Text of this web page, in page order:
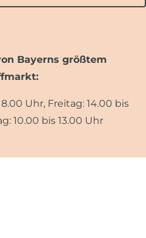
Bayerns größtem
Uhr, Freitag: 14.00 bis
10.00 bis 13.00 Uhr